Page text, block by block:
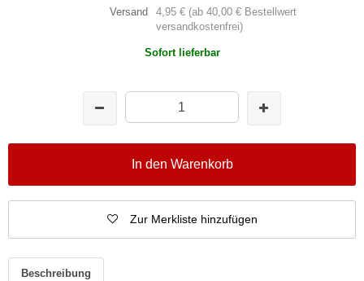
Versand
4,95 € (ab 40,00 € Bestellwert
versandkostenfrei)
Sofort lieferbar
In den Warenkorb
Zur Merkliste hinzufügen
Beschreibung